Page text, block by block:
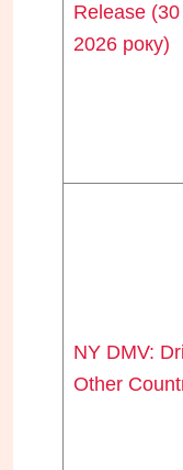
Release (30
2026 року)
NY DMV:
Other